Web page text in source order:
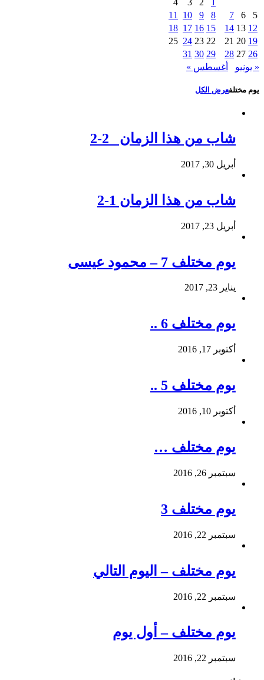
5
6
7
8
9
10
11
12
13
14
15
16
17
18
19
20
21
22
23
24
25
26
27
28
29
30
31
« يونيو
أغسطس »
يوم مختلفعرض الكل
شاب من هذا الزمان 2-2
أبريل 30, 2017
شاب من هذا الزمان 1-2
أبريل 23, 2017
يوم مختلف 7 – محمود عيسى
يناير 23, 2017
يوم مختلف 6 ..
أكتوبر 17, 2016
يوم مختلف 5 ..
أكتوبر 10, 2016
يوم مختلف …
سبتمبر 26, 2016
يوم مختلف 3
سبتمبر 22, 2016
يوم مختلف – اليوم التالي
سبتمبر 22, 2016
يوم مختلف – أول يوم
سبتمبر 22, 2016